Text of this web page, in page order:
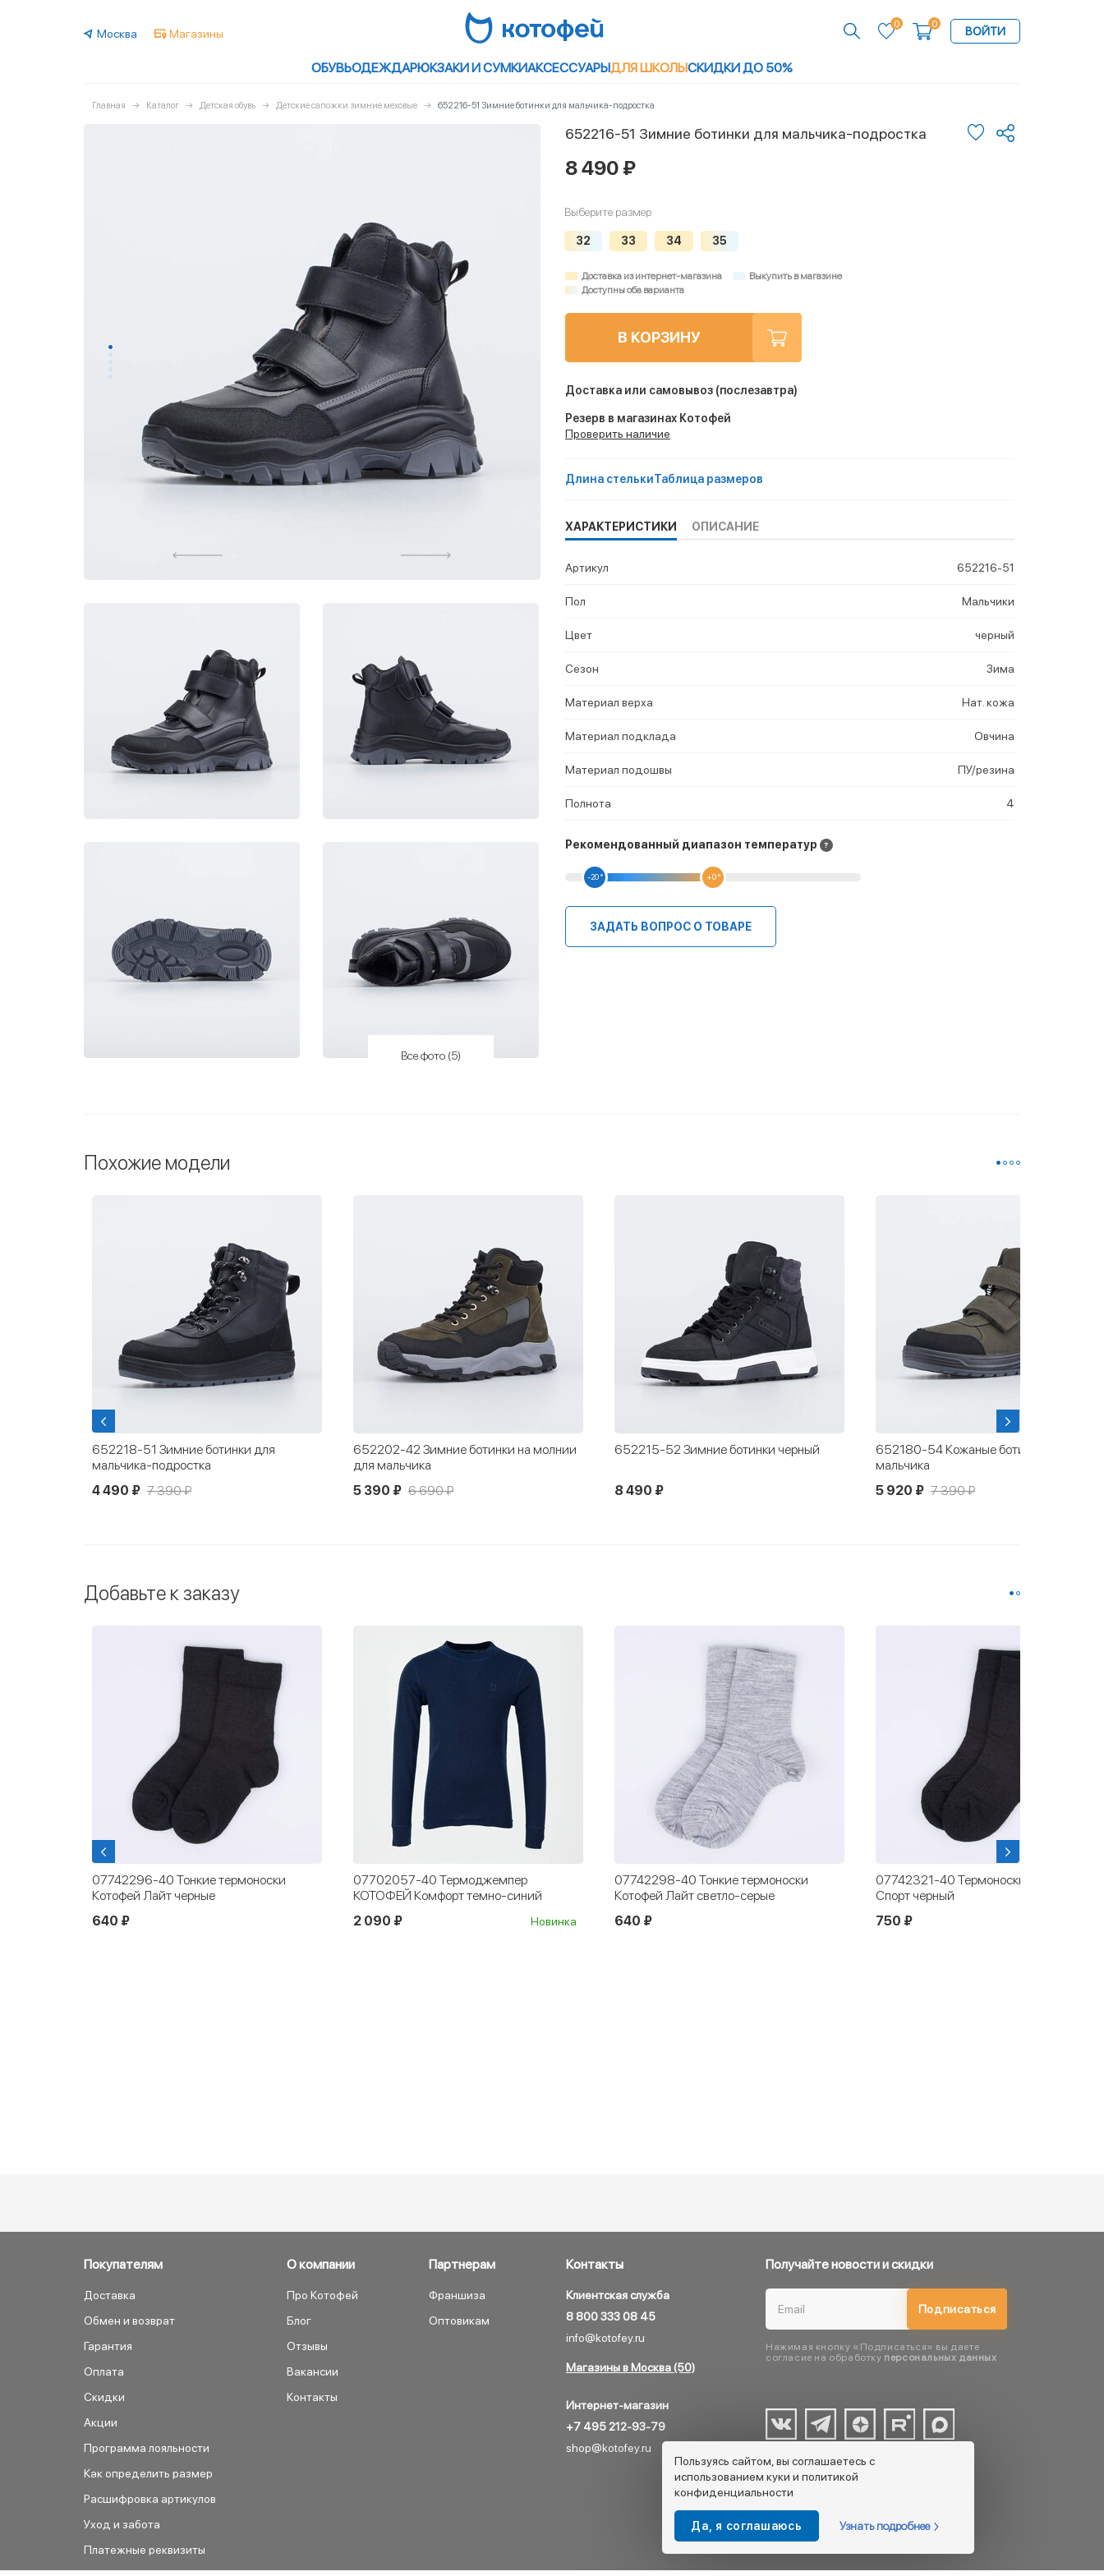
Москва Магазины
0 0
ВОЙТИ
ОБУВЬОДЕЖДАРЮКЗАКИ И СУМКИАКСЕССУАРЫДЛЯ ШКОЛЫСКИДКИ ДО 50%
Главная Каталог Детская обувь Детские сапожки зимние меховые 652216-51 Зимние ботинки для мальчика-подростка
Все фото (5)
652216-51 Зимние ботинки для мальчика-подростка
8 490 ₽
Выберите размер
32 33 34 35
Доставка из интернет-магазина
Выкупить в магазине
Доступны оба варианта
В КОРЗИНУ
Доставка или самовывоз (послезавтра)
Резерв в магазинах Котофей
Проверить наличие
Длина стелькиТаблица размеров
ХАРАКТЕРИСТИКИ ОПИСАНИЕ
Артикул 652216-51
Пол Мальчики
Цвет черный
Сезон Зима
Материал верха Нат. кожа
Материал подклада Овчина
Материал подошвы ПУ/резина
Полнота 4
Рекомендованный диапазон температур
-20 ° +0 °
ЗАДАТЬ ВОПРОС О ТОВАРЕ
Похожие модели
652202-42 Зимние ботинки на молнии
для мальчика
5 390 ₽ 6 690 ₽
652215-52 Зимние ботинки черный
8 490 ₽
652180-54 Кожаные ботинки для
5 920 ₽
652202-41 Зимние ботинки на молнии
для мальчика
3 990 ₽ 6 690 ₽
Добавьте к заказу
07702057-40 Термоджемпер
КОТОФЕЙ Комфорт темно-синий
2 090 ₽
07742298-40 Тонкие термоноски
Котофей Лайт светло-серые
640 ₽
07742321-40 Термоноски Котофей
Спорт черный
750 ₽
07742296-40 Тонкие термоноски
Котофей Лайт черные
640 ₽
Покупателям
Доставка
Обмен и возврат
Гарантия
Оплата
Скидки
Акции
Программа лояльности
Как определить размер
Расшифровка артикулов
Уход и забота
Платежные реквизиты
О компании
Про Котофей
Блог
Отзывы
Вакансии
Контакты
Партнерам
Франшиза
Оптовикам
Контакты
Клиентская служба
8 800 333 08 45
info@kotofey.ru
Магазины в Москва (50)
Интернет-магазин
+7 495 212-93-79
shop@kotofey.ru
Получайте новости и скидки
Подписаться
Нажимая кнопку «Подписаться» вы даете
согласие на обработку персональных данных
Пользуясь сайтом, вы соглашаетесь с
использованием куки и политикой
конфиденциальности
Да, я соглашаюсь Узнать подробнее